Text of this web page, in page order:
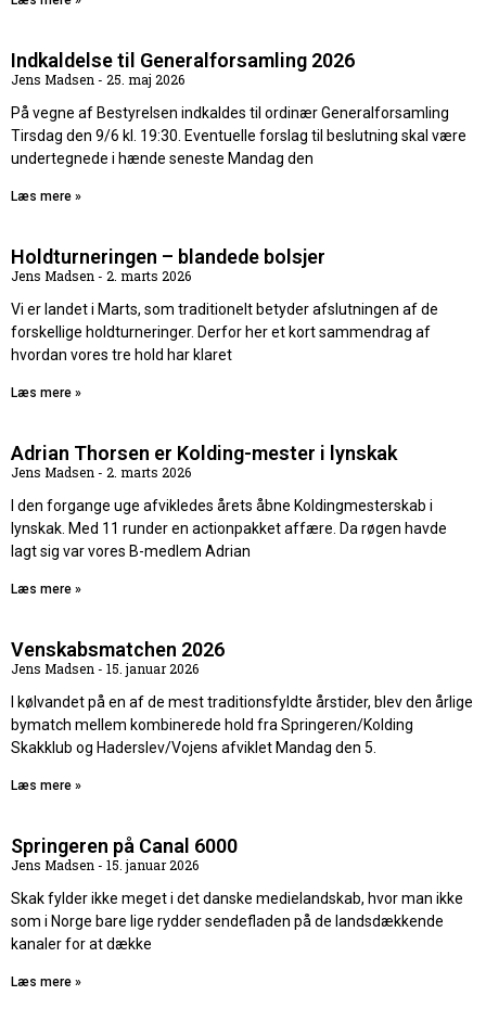
Indkaldelse til Generalforsamling 2026
Jens Madsen
25. maj 2026
På vegne af Bestyrelsen indkaldes til ordinær Generalforsamling
Tirsdag den 9/6 kl. 19:30. Eventuelle forslag til beslutning skal være
undertegnede i hænde seneste Mandag den
Læs mere »
Holdturneringen – blandede bolsjer
Jens Madsen
2. marts 2026
Vi er landet i Marts, som traditionelt betyder afslutningen af de
forskellige holdturneringer. Derfor her et kort sammendrag af
hvordan vores tre hold har klaret
Læs mere »
Adrian Thorsen er Kolding-mester i lynskak
Jens Madsen
2. marts 2026
I den forgange uge afvikledes årets åbne Koldingmesterskab i
lynskak. Med 11 runder en actionpakket affære. Da røgen havde
lagt sig var vores B-medlem Adrian
Læs mere »
Venskabsmatchen 2026
Jens Madsen
15. januar 2026
I kølvandet på en af de mest traditionsfyldte årstider, blev den årlige
bymatch mellem kombinerede hold fra Springeren/Kolding
Skakklub og Haderslev/Vojens afviklet Mandag den 5.
Læs mere »
Springeren på Canal 6000
Jens Madsen
15. januar 2026
Skak fylder ikke meget i det danske medielandskab, hvor man ikke
som i Norge bare lige rydder sendefladen på de landsdækkende
kanaler for at dække
Læs mere »